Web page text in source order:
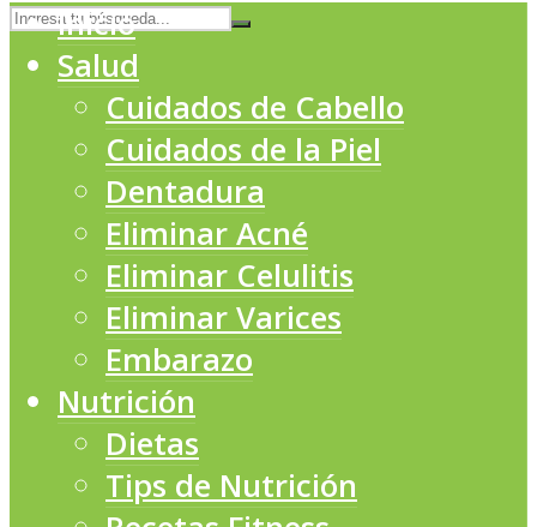
Inicio
Salud
Cuidados de Cabello
Cuidados de la Piel
Dentadura
Eliminar Acné
Eliminar Celulitis
Eliminar Varices
Embarazo
Nutrición
Dietas
Tips de Nutrición